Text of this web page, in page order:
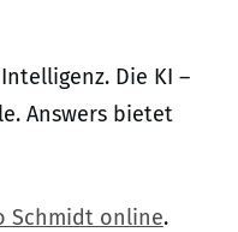
Die KI –
Answers bietet
Schmidt online.